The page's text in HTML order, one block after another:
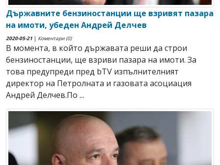
Държавните бензиностанции ще взривят пазара
на имоти, убеден Андрей Делчев
2020-05-21 | Коментари (0)
В момента, в който държавата реши да строи
бензиностанции, ще взриви пазара на имоти. За
това предупреди пред bTV изпълнителният
директор на Петролната и газовата асоциация
Андрей Делчев.По ...